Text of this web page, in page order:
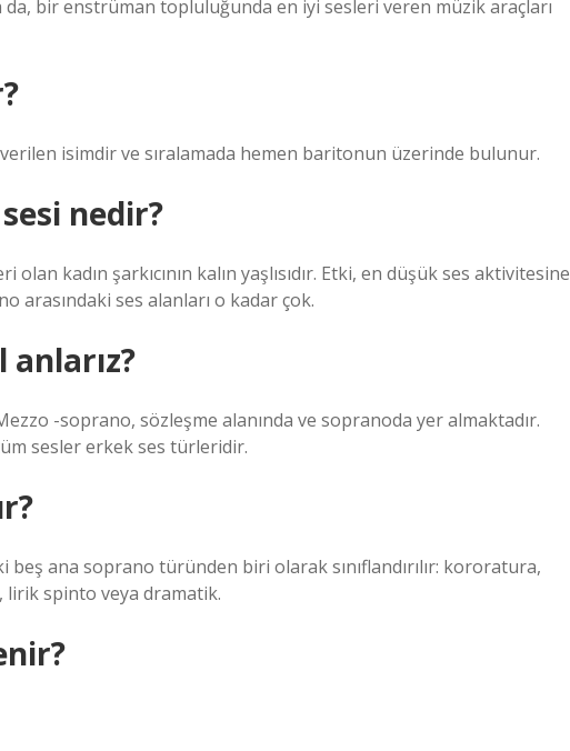
da, bir enstrüman topluluğunda en iyi sesleri veren müzik araçları
isimdir ve sıralamada hemen baritonun üzerinde bulunur.
nedir?
kadın şarkıcının kalın yaşlısıdır. Etki, en düşük ses aktivitesine
arasındaki ses alanları o kadar çok.
anlarız?
-soprano, sözleşme alanında ve sopranoda yer almaktadır.
tüm sesler erkek ses türleridir.
ana soprano türünden biri olarak sınıflandırılır: kororatura,
spinto veya dramatik.